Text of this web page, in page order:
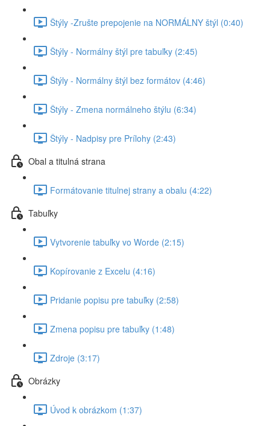
Štýly -Zrušte prepojenie na NORMÁLNY štýl (0:40)
Štýly - Normálny štýl pre tabuľky (2:45)
Štýly - Normálny štýl bez formátov (4:46)
Štýly - Zmena normálneho štýlu (6:34)
Štýly - Nadpisy pre Prílohy (2:43)
Obal a titulná strana
Formátovanie titulnej strany a obalu (4:22)
Tabuľky
Vytvorenie tabuľky vo Worde (2:15)
Kopírovanie z Excelu (4:16)
Pridanie popisu pre tabuľky (2:58)
Zmena popisu pre tabuľky (1:48)
Zdroje (3:17)
Obrázky
Úvod k obrázkom (1:37)